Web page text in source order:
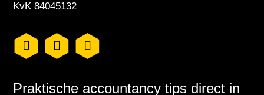
KvK 84045132
Praktische accountancy tips direct in